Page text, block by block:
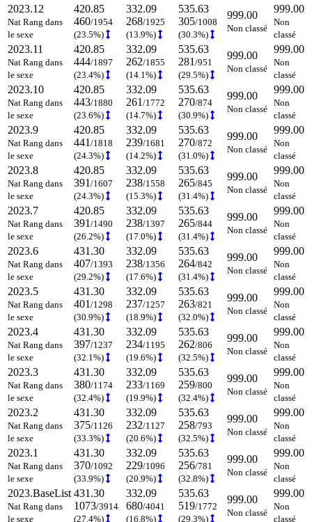
2023.12
Nat Rang dans
le sexe
420.85
460/1954
(23.5%)
332.09
268/1925
(13.9%)
535.63
305/1008
(30.3%)
999.00
Non classé
999.00
Non
classé
2023.11
Nat Rang dans
le sexe
420.85
444/1897
(23.4%)
332.09
262/1855
(14.1%)
535.63
281 /951
(29.5%)
999.00
Non classé
999.00
Non
classé
2023.10
Nat Rang dans
le sexe
420.85
443/1880
(23.6%)
332.09
261 /1772
(14.7%)
535.63
270/874
(30.9%)
999.00
Non classé
999.00
Non
classé
2023.9
Nat Rang dans
le sexe
420.85
441 /1818
(24.3%)
332.09
239/1681
(14.2%)
535.63
270/872
(31.0%)
999.00
Non classé
999.00
Non
classé
2023.8
Nat Rang dans
le sexe
420.85
391 /1607
(24.3%)
332.09
238/1558
(15.3%)
535.63
265/845
(31.4%)
999.00
Non classé
999.00
Non
classé
2023.7
Nat Rang dans
le sexe
420.85
391 /1490
(26.2%)
332.09
238/1397
(17.0%)
535.63
265/844
(31.4%)
999.00
Non classé
999.00
Non
classé
2023.6
Nat Rang dans
le sexe
431.30
407/1393
(29.2%)
332.09
238/1356
(17.6%)
535.63
264/842
(31.4%)
999.00
Non classé
999.00
Non
classé
2023.5
Nat Rang dans
le sexe
431.30
401 /1298
(30.9%)
332.09
237/1257
(18.9%)
535.63
263/821
(32.0%)
999.00
Non classé
999.00
Non
classé
2023.4
Nat Rang dans
le sexe
431.30
397/1237
(32.1%)
332.09
234/1195
(19.6%)
535.63
262/806
(32.5%)
999.00
Non classé
999.00
Non
classé
2023.3
Nat Rang dans
le sexe
431.30
380/1174
(32.4%)
332.09
233/1169
(19.9%)
535.63
259/800
(32.4%)
999.00
Non classé
999.00
Non
classé
2023.2
Nat Rang dans
le sexe
431.30
375/1126
(33.3%)
332.09
232/1127
(20.6%)
535.63
258/793
(32.5%)
999.00
Non classé
999.00
Non
classé
2023.1
Nat Rang dans
le sexe
431.30
370/1092
(33.9%)
332.09
229/1096
(20.9%)
535.63
256/781
(32.8%)
999.00
Non classé
999.00
Non
classé
2023.BaseList
Nat Rang dans
le sexe
431.30
1073/3914
(27.4%)
332.09
680/4041
(16.8%)
535.63
519/1772
(29.3%)
999.00
Non classé
999.00
Non
classé